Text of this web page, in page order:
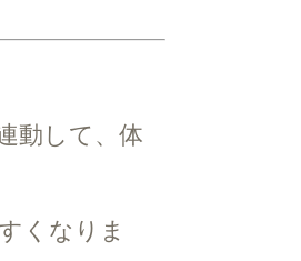
動して、体
くなりま